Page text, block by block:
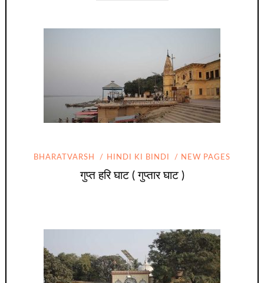
BHARATVARSH HINDI KI BINDI NEW PAGES
गुप्त हरि घाट ( गुप्तार घाट )